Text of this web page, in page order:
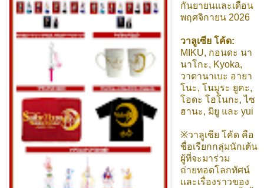
กันยายนและเดือน
พฤศจิกายน 2026
วาลูเซีย โค้ด:
MIKU, กอนดะ นา
นาโกะ, Kyoka,
วาตานาเบะ อายา
โนะ, โนมูระ ยูคะ,
โอดะ โฮโนกะ, ไซ
ฮานะ, มิยู และ yui
※วาลูเซีย โค้ด คือ
ชื่อเรียกกลุ่มนักเต้น
ผู้ที่จะมาร่วม
ถ่ายทอดโลกทัศน์
และเรื่องราวของ